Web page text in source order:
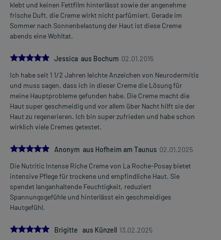
klebt und keinen Fettfilm hinterlässt sowie der angenehme
frische Duft, die Creme wirkt nicht parfümiert. Gerade im
Sommer nach Sonnenbelastung der Haut ist diese Creme
abends eine Wohltat.
5.0
Jessica aus Bochum 02.01.2015
Ich habe seit 1 1/2 Jahren leichte Anzeichen von Neurodermitis
und muss sagen, dass ich in dieser Creme die Lösung für
meine Hauptprobleme gefunden habe. Die Creme macht die
Haut super geschmeidig und vor allem über Nacht hilft sie der
Haut zu regenerieren. Ich bin super zufrieden und habe schon
wirklich viele Cremes getestet.
5.0Anonym aus Hofheim am Taunus 02.01.2025
Die Nutritic Intense Riche Creme von La Roche-Posay bietet
intensive Pflege für trockene und empfindliche Haut. Sie
spendet langanhaltende Feuchtigkeit, reduziert
Spannungsgefühle und hinterlässt ein geschmeidiges
Hautgefühl.
5.0
Brigitte aus Künzell 13.02.2025